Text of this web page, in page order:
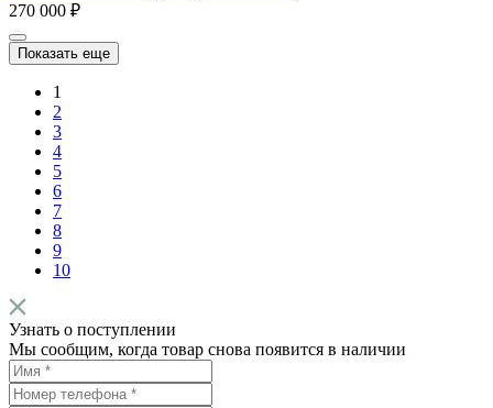
270 000 ₽
Показать еще
1
2
3
4
5
6
7
8
9
10
Узнать о поступлении
Мы сообщим, когда товар снова появится в наличии